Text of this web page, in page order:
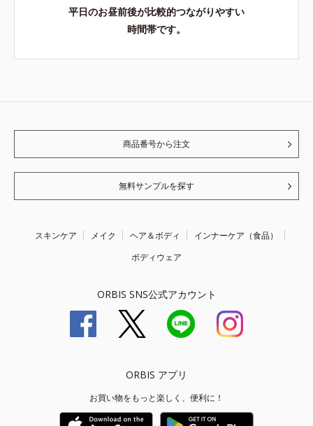
平日のお昼前後が比較的つながりやすい
時間帯です。
商品番号から注文
無料サンプルを探す
スキンケア メイク ヘア＆ボディ
インナーケア（食品）
ボディウェア
ORBIS SNS公式アカウント
ORBIS アプリ
お買い物をもっと楽しく、便利に！